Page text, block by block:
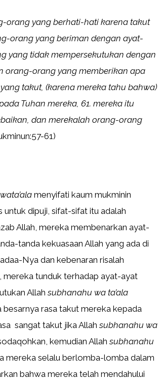
orang yang berhati-hati karena takut
orang yang beriman dengan ayat-
yang tidak mempersekutukan dengan
orang-orang yang memberikan apa
takut, (karena mereka tahu bahwa)
Tuhan mereka, 61. mereka itu
dan merekalah orang-orang
61)
menyifati kaum mukminin
untuk dipuji, sifat-sifat itu adalah
Allah, mereka membenarkan ayat-
tanda kekuasaan Allah yang ada di
Nya dan kebenaran risalah
, mereka tunduk terhadap ayat-ayat
Allahsubhanahu wa ta’ala
rasa takut mereka kepada
sangat takut jika Allahsubhanahu wa
kemudian Allahsubhanahu
mereka selalu berlomba-lomba dalam
bahwa mereka telah mendahului